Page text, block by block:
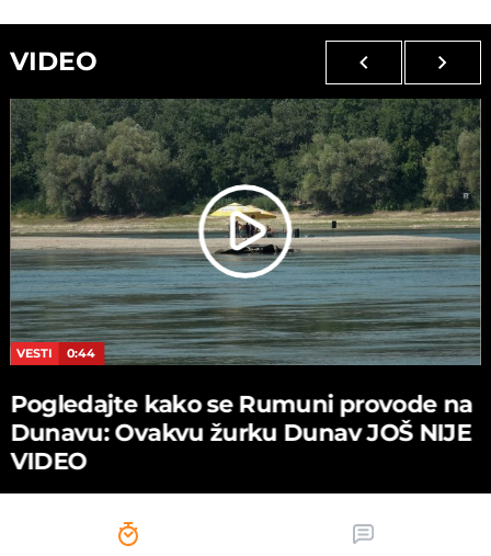
VIDEO
VESTI 0:44
Pogledajte kako se Rumuni provode na
Dunavu: Ovakvu žurku Dunav JOŠ NIJE
VIDEO